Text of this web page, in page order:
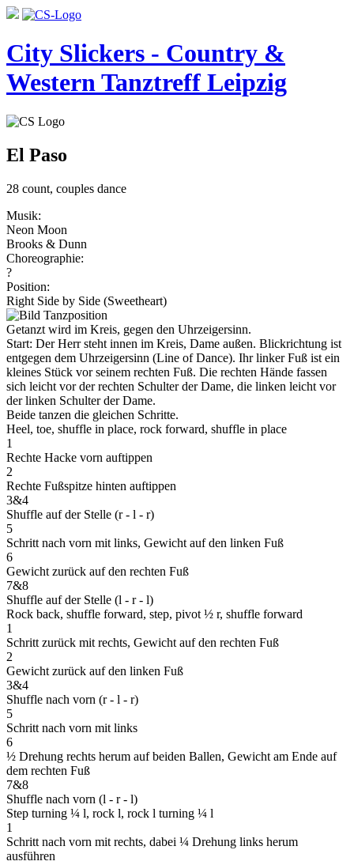
City Slickers - Country &
Western Tanztreff Leipzig
El Paso
28 count, couples dance
Musik:
Neon Moon
Brooks & Dunn
Choreographie:
?
Position:
Right Side by Side (Sweetheart)
Getanzt wird im Kreis, gegen den Uhrzeigersinn.
Start: Der Herr steht innen im Kreis, Dame außen. Blickrichtung ist
entgegen dem Uhrzeigersinn (Line of Dance). Ihr linker Fuß ist ein
kleines Stück vor seinem rechten Fuß. Die rechten Hände fassen
sich leicht vor der rechten Schulter der Dame, die linken leicht vor
der linken Schulter der Dame.
Beide tanzen die gleichen Schritte.
Heel, toe, shuffle in place, rock forward, shuffle in place
1
Rechte Hacke vorn auftippen
2
Rechte Fußspitze hinten auftippen
3&4
Shuffle auf der Stelle (r - l - r)
5
Schritt nach vorn mit links, Gewicht auf den linken Fuß
6
Gewicht zurück auf den rechten Fuß
7&8
Shuffle auf der Stelle (l - r - l)
Rock back, shuffle forward, step, pivot ½ r, shuffle forward
1
Schritt zurück mit rechts, Gewicht auf den rechten Fuß
2
Gewicht zurück auf den linken Fuß
3&4
Shuffle nach vorn (r - l - r)
5
Schritt nach vorn mit links
6
½ Drehung rechts herum auf beiden Ballen, Gewicht am Ende auf
dem rechten Fuß
7&8
Shuffle nach vorn (l - r - l)
Step turning ¼ l, rock l, rock l turning ¼ l
1
Schritt nach vorn mit rechts, dabei ¼ Drehung links herum
ausführen